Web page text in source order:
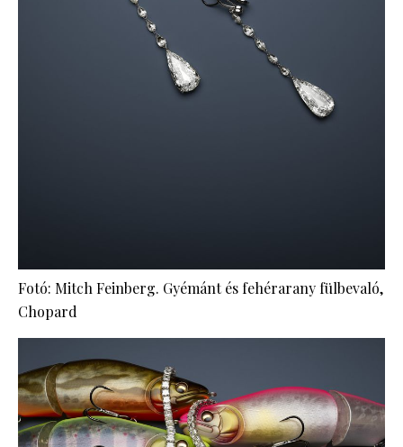
Fotó: Mitch Feinberg. Gyémánt és fehérarany fülbevaló,
Chopard